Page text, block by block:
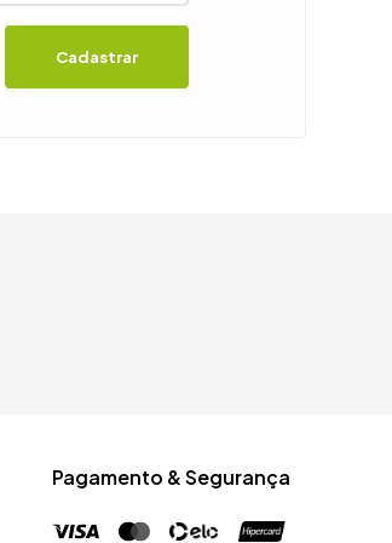
Cadastrar
Pagamento & Segurança